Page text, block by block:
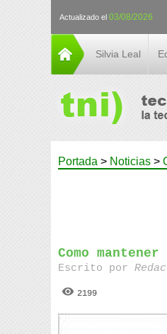
Actualizado el 03/08/2026
Silvia Leal
Portada > Noticias >
Como
Escrito por
2199